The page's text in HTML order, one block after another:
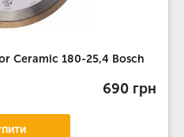
Ceramic 180-25,4 Bosch
690 грн